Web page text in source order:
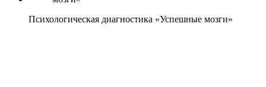
Психологическая диагностика «Успешные мозги»